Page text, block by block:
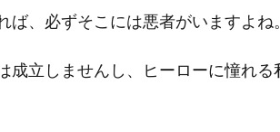
ば、必ずそこには悪者がいますよね。
成立しませんし、ヒーローに憧れ